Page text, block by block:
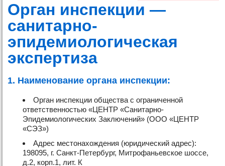
Орган инспекции —
санитарно-
эпидемиологическая
экспертиза
1. Наименование органа инспекции:
Орган инспекции общества с ограниченной
ответственностью «ЦЕНТР «Санитарно-
Эпидемиологических Заключений» (ООО «ЦЕНТР
«СЭЗ»)
Адрес местонахождения (юридический адрес):
198095, г. Санкт-Петербург, Митрофаньевское шоссе,
д.2, корп.1, лит. К